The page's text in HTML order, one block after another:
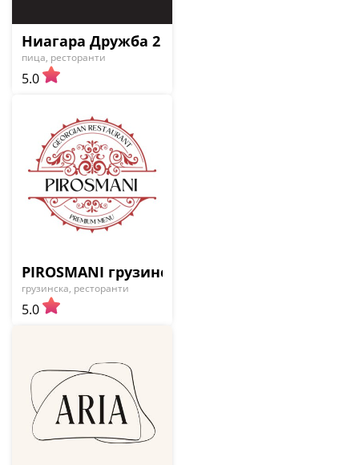
Ниагара Дружба 2
пица, ресторанти
5.0
PIROSMANI грузински ресторант
грузинска, ресторанти
5.0